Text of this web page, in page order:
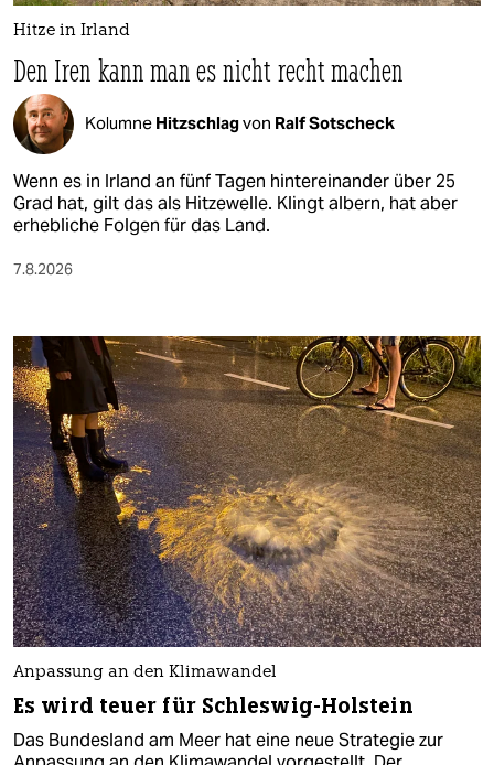
Hitze in Irland
Den Iren kann man es nicht recht machen
Kolumne Hitzschlagvon Ralf Sotscheck
Wenn es in Irland an fünf Tagen hintereinander über 25
Grad hat, gilt das als Hitzewelle. Klingt albern, hat aber
erhebliche Folgen für das Land.
7.8.2026
Anpassung an den Klimawandel
Es wird teuer für Schleswig-Holstein
Das Bundesland am Meer hat eine neue Strategie zur